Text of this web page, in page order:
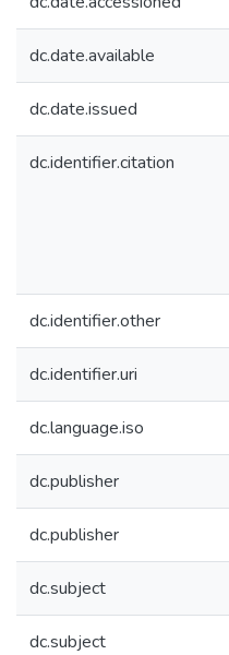
dc.date.available
dc.date.issued
dc.identifier.citation
dc.identifier.other
dc.identifier.uri
dc.language.iso
dc.publisher
dc.publisher
dc.subject
dc.subject